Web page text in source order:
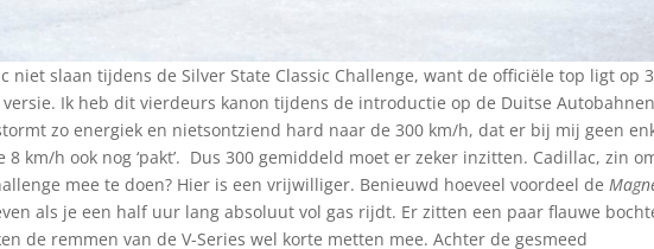
niet slaan tijdens de Silver State Classic Challenge, want de officiële top ligt op
Ik heb dit vierdeurs kanon tijdens de introductie op de Duitse
zo energiek en nietsontziend hard naar de 300 km/h, dat er bij mij geen
km/h ook nog ‘pakt’. Dus 300 gemiddeld moet er zeker inzitten. Cadillac, zin
mee te doen? Hier is een vrijwilliger. Benieuwd hoeveel voordeel de
als je een half uur lang absoluut vol gas rijdt. Er zitten een paar flauwe
de remmen van de V-Series wel korte metten mee. Achter de gesmeed